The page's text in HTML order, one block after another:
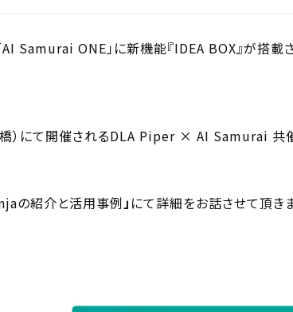
Samurai ONE」に新機能『IDEA BOX』が搭載
）にて開催されるDLA Piper × AI Samurai 共催
の紹介と活用事例」 にて詳細をお話させて頂き